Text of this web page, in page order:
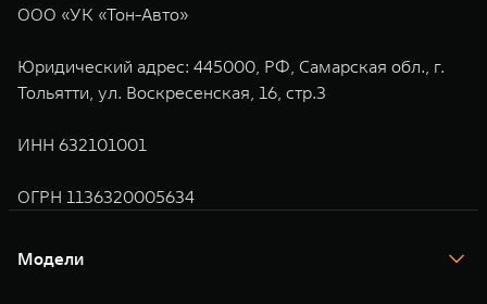
ООО «УК «Тон-Авто»
Юридический адрес: 445000, РФ, Самарская обл., г.
Тольятти, ул. Воскресенская, 16, стр.3
ИНН 632101001
ОГРН 1136320005634
Модели